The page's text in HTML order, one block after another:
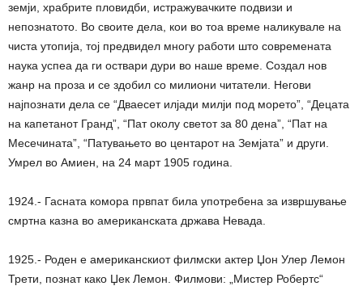
земји, храбрите пловидби, истражувачките подвизи и
непознатото. Во своите дела, кои во тоа време наликувале на
чиста утопија, тој предвидел многу работи што современата
наука успеа да ги оствари дури во наше време. Создал нов
жанр на проза и се здобил со милиони читатели. Негови
најпознати дела се “Дваесет илјади милји под морето”, “Децата
на капетанот Гранд”, “Пат околу светот за 80 дена”, “Пат на
Месечината”, “Патувањето во центарот на Земјата” и други.
Умрел во Амиен, на 24 март 1905 година.
1924.- Гасната комора првпат била употребена за извршување
смртна казна во американската држава Невада.
1925.- Роден е американскиот филмски актер Џон Улер Лемон
Трети, познат како Џек Лемон. Филмови: „Мистер Робертс“